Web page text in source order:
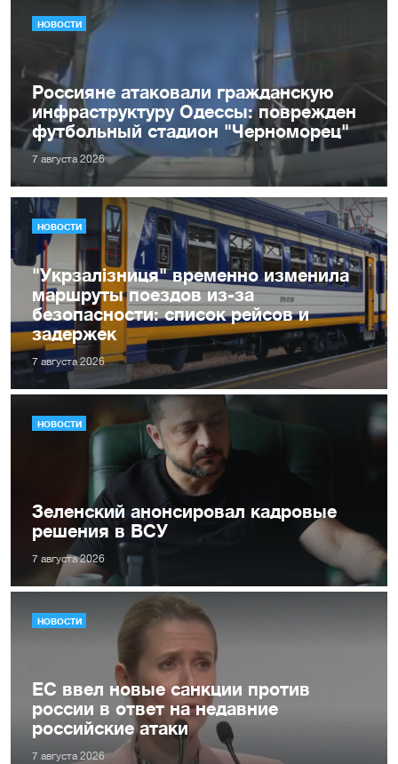
НОВОСТИ
Россияне атаковали гражданскую
инфраструктуру Одессы: поврежден
футбольный стадион "Черноморец"
7 августа 2026
НОВОСТИ
"Укрзалізниця" временно изменила
маршруты поездов из-за
безопасности: список рейсов и
задержек
7 августа 2026
НОВОСТИ
Зеленский анонсировал кадровые
решения в ВСУ
7 августа 2026
НОВОСТИ
ЕС ввел новые санкции против
россии в ответ на недавние
российские атаки
7 августа 2026